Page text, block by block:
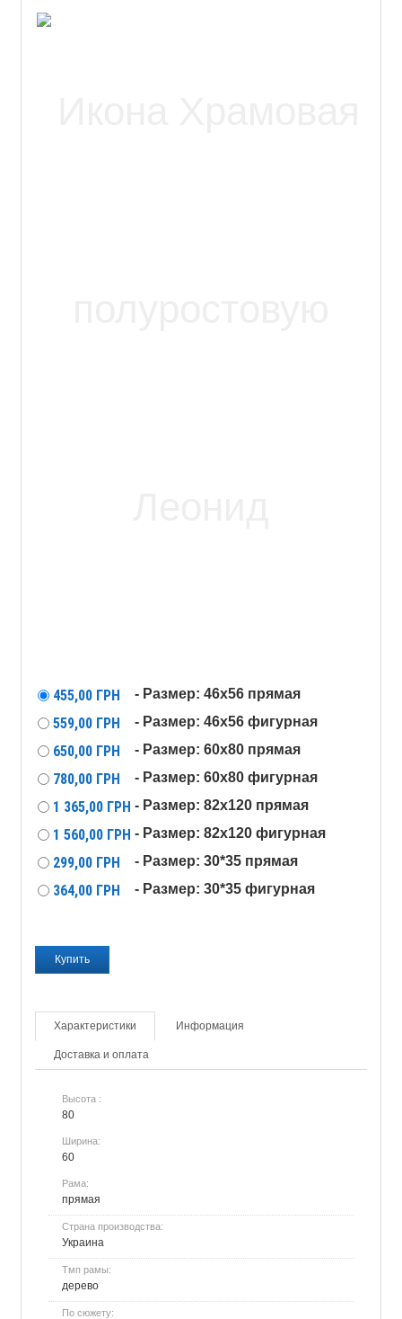
455,00 ГРН - Размер: 46x56 прямая
559,00 ГРН - Размер: 46x56 фигурная
650,00 ГРН - Размер: 60x80 прямая
780,00 ГРН - Размер: 60x80 фигурная
1 365,00 ГРН - Размер: 82x120 прямая
1 560,00 ГРН - Размер: 82x120 фигурная
299,00 ГРН - Размер: 30*35 прямая
364,00 ГРН - Размер: 30*35 фигурная
Характеристики Информация
Доставка и оплата
Высота :
80
Ширина:
60
Рама:
прямая
Страна производства:
Украина
Тмп рамы:
дерево
По сюжету: